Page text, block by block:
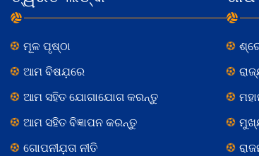
ମୂଳ ପୃଷ୍ଠା
ଆମ ବିଷଯ଼ରେ
ଆମ ସହିତ ଯୋଗାଯୋଗ କରନ୍ତୁ
ଆମ ସହିତ ବିଜ୍ଞାପନ କରନ୍ତୁ
ଗୋପନୀଯ଼ତା ନୀତି